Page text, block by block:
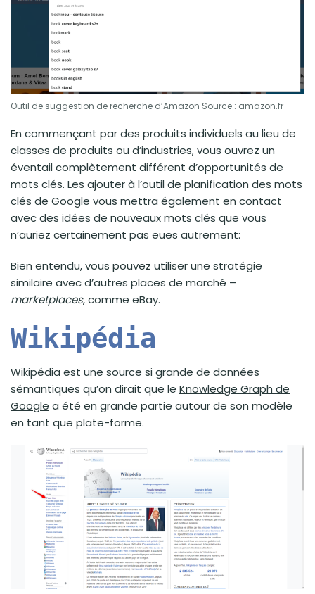
Outil de suggestion de recherche d’Amazon Source : amazon.fr
En commençant par des produits individuels au lieu de
classes de produits ou d’industries, vous ouvrez un
éventail complètement différent d’opportunités de
mots clés. Les ajouter à l’outil de planification des mots
clés de Google vous mettra également en contact
avec des idées de nouveaux mots clés que vous
n’auriez certainement pas eues autrement:
Bien entendu, vous pouvez utiliser une stratégie
similaire avec d’autres places de marché –
marketplaces, comme eBay.
Wikipédia
Wikipédia est une source si grande de données
sémantiques qu’on dirait que le Knowledge Graph de
Google a été en grande partie autour de son modèle
en tant que plate-forme.